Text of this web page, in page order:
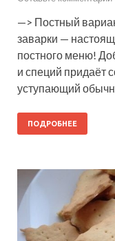
—> Постный
заварки —
постного меню!
и специй придаёт
уступающий
ПОДРОБНЕЕ